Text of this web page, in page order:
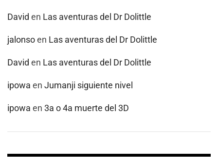
David en Las aventuras del Dr Dolittle
jalonsoen Las aventuras del Dr Dolittle
David en Las aventuras del Dr Dolittle
ipowa en Jumanji siguiente nivel
ipowa en 3a o 4a muerte del 3D